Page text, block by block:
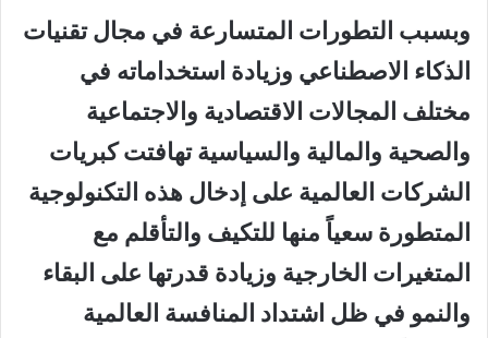
وبسبب التطورات المتسارعة في مجال تقنيات
الذكاء الاصطناعي وزيادة استخداماته في
مختلف المجالات الاقتصادية والاجتماعية
والصحية والمالية والسياسية تهافتت كبريات
الشركات العالمية على إدخال هذه التكنولوجية
المتطورة سعياً منها للتكيف والتأقلم مع
المتغيرات الخارجية وزيادة قدرتها على البقاء
والنمو في ظل اشتداد المنافسة العالمية